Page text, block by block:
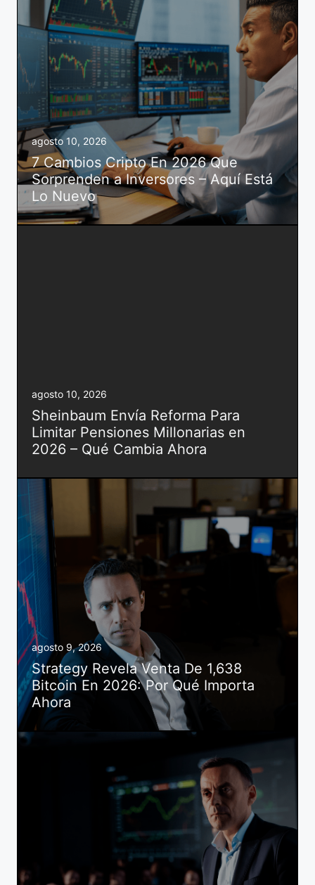
agosto 10, 2026
7 Cambios Cripto En 2026 Que
Sorprenden a Inversores – Aquí Está
Lo Nuevo
agosto 10, 2026
Sheinbaum Envía Reforma Para
Limitar Pensiones Millonarias en
2026 – Qué Cambia Ahora
agosto 9, 2026
Strategy Revela Venta De 1,638
Bitcoin En 2026: Por Qué Importa
Ahora